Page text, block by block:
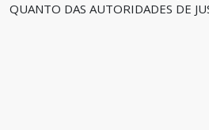
QUANTO DAS AUTORIDADES DE